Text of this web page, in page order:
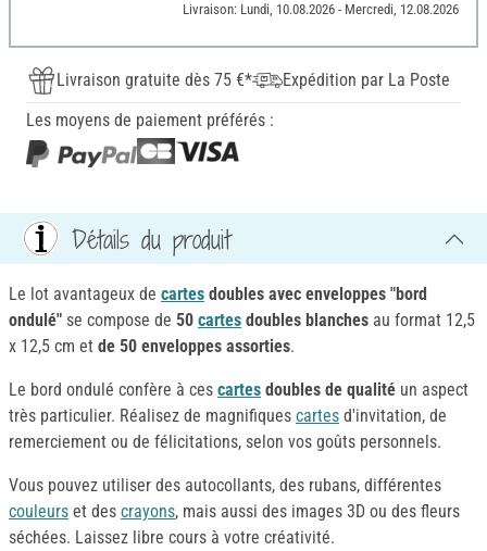
Livraison: Lundi, 10.08.2026 - Mercredi, 12.08.2026
Livraison gratuite dès 75 €*
Expédition par La Poste
Les moyens de paiement préférés :
Détails du produit
Le lot avantageux de cartes doubles avec enveloppes "bord
ondulé" se compose de 50 cartes doubles blanches au format 12,5
x 12,5 cm et de 50 enveloppes assorties.
Le bord ondulé confère à ces cartes doubles de qualité un aspect
très particulier. Réalisez de magnifiques cartes d'invitation, de
remerciement ou de félicitations, selon vos goûts personnels.
Vous pouvez utiliser des autocollants, des rubans, différentes
couleurs et des crayons, mais aussi des images 3D ou des fleurs
séchées. Laissez libre cours à votre créativité.